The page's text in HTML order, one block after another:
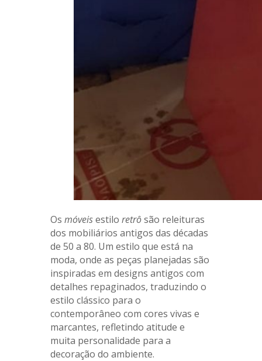
Os móveisestilo retrôsão releituras
dos mobiliários antigos das décadas
de 50 a 80. Um estilo que está na
moda, onde as peças planejadas são
inspiradas em designs antigos com
detalhes repaginados, traduzindo o
estilo clássico para o
contemporâneo com cores vivas e
marcantes, refletindo atitude e
muita personalidade para a
decoração do ambiente.